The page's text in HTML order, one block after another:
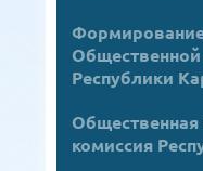
Формирование
Республики
комиссия